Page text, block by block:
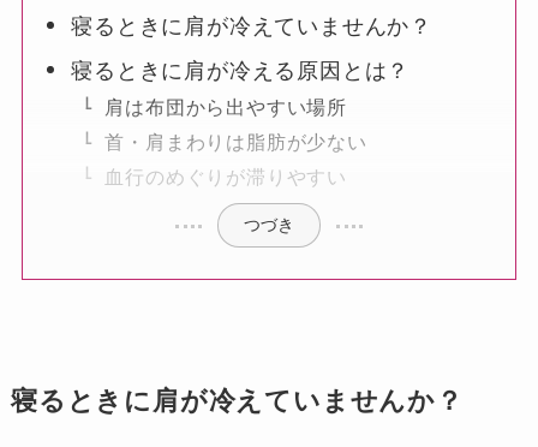
寝るときに肩が冷えていませんか？
寝るときに肩が冷える原因とは？
肩は布団から出やすい場所
首・肩まわりは脂肪が少ない
血行のめぐりが滞りやすい
つづき
寝るときに肩が冷えていませんか？